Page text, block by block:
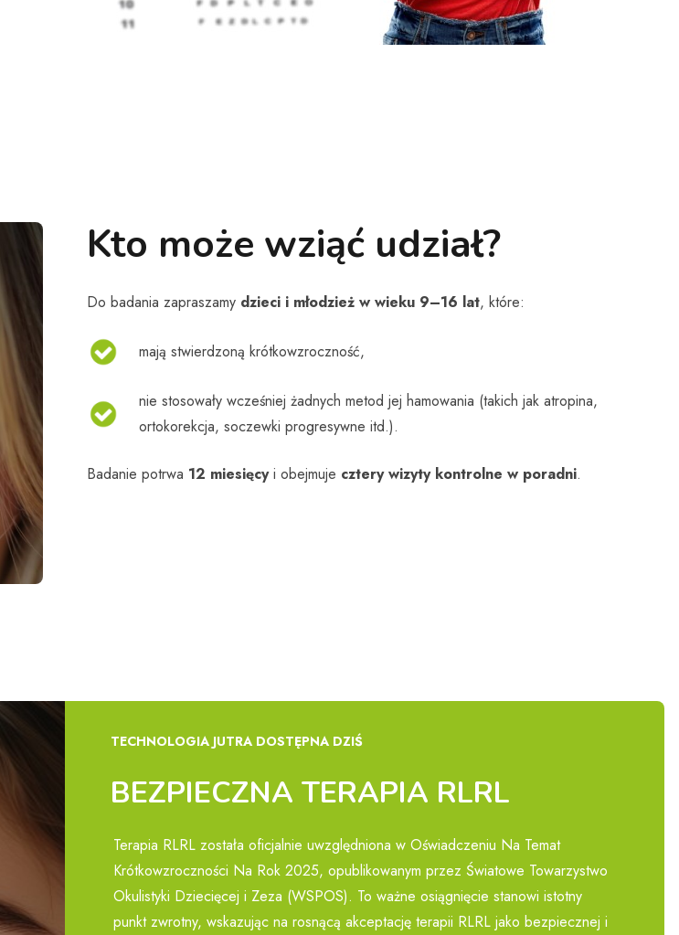
Kto może wziąć udział?
Do badania zapraszamy dzieci i młodzież w wieku 9–16 lat, które:
mają stwierdzoną krótkowzroczność,
nie stosowały wcześniej żadnych metod jej hamowania (takich jak atropina,
ortokorekcja, soczewki progresywne itd.).
Badanie potrwa 12 miesięcyi obejmuje cztery wizyty kontrolne w poradni.
TECHNOLOGIA JUTRA DOSTĘPNA DZIŚ
BEZPIECZNA TERAPIA RLRL
Terapia RLRL została oficjalnie uwzględniona w Oświadczeniu Na Temat
Krótkowzroczności Na Rok 2025, opublikowanym przez Światowe Towarzystwo
Okulistyki Dziecięcej i Zeza (WSPOS). To ważne osiągnięcie stanowi istotny
punkt zwrotny, wskazując na rosnącą akceptację terapii RLRL jako bezpiecznej i